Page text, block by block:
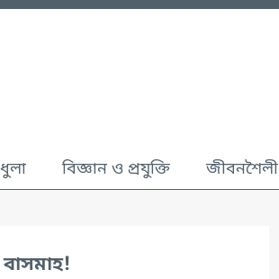
বিজ্ঞান ও প্রযুক্তি জীবনশৈলী